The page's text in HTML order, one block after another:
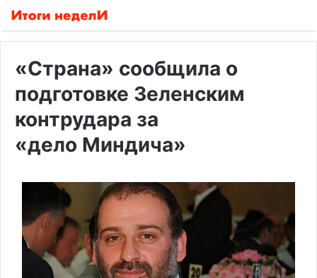
«Страна» сообщила о
подготовке Зеленским
контрудара за
«дело Миндича»